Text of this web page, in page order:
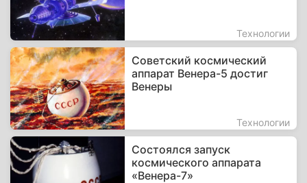
Технологии
Советский космический
аппарат Венера-5 достиг
Венеры
Технологии
Состоялся запуск
космического аппарата
«Венера-7»